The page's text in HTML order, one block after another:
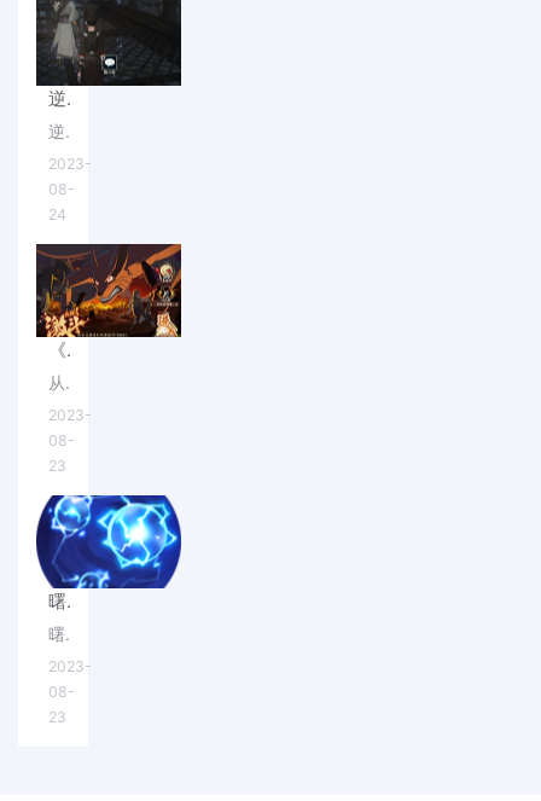
逆水寒手游沧州大牢铁枷钥匙在哪 具体位置分享(逆水寒手游沧州大牢铁枷钥匙)
逆水寒手游沧州大牢铁枷钥匙对于过主线有一定的作用，很多小伙伴想要得到它。那么逆水寒手游沧州大牢铁枷钥匙怎么获得？今天小编就带来了相关的攻略
2023-
08-
24
《火影忍者忍者新世代》激战九尾玩法介绍&阵容推荐(火影忍者忍者新世代新区开服2023)
从前有妖狐作祟，妖狐生九尾，狐动其尾，则山崩海啸，百姓深受其扰，因此集结忍者，但众多忍者都难以抵御降服妖狐，忍界告急。
2023-
08-
23
曙光英雄鳗鳗怎么玩 英雄玩法介绍(曙光英雄免费领取5000龙晶)
曙光英雄这款MOBA游戏可以说非常的良心，很多小伙伴都入坑了曙光英雄，今天小编就带来了曙光英雄鳗鳗玩法攻略，快来试试吧！
2023-
08-
23